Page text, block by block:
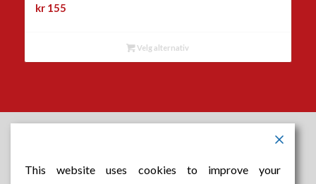
kr155
Velg alternativ
innen arbeid, velferd, inkludering og kompetansebygging.
This website uses cookies to improve your